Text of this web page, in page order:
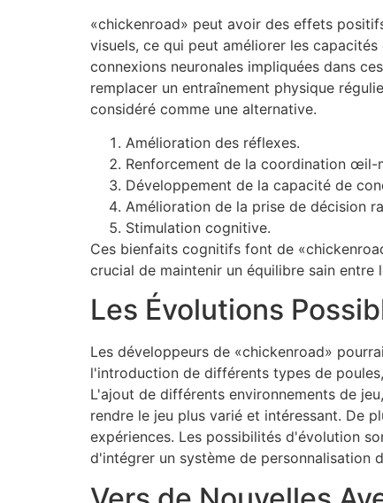
«chickenroad» peut avoir des effets
visuels, ce qui peut améliorer les
connexions neuronales impliquées dans
remplacer un entraînement physique
considéré comme une alternative.
Amélioration des réflexes.
Renforcement de la coordination œil-
Développement de la capacité de
Amélioration de la prise de décision
Stimulation cognitive.
Ces bienfaits cognitifs font de
crucial de maintenir un équilibre sain entre
Les Évolutions
Les développeurs de «chickenroad»
l'introduction de différents types de
L'ajout de différents environnements de
rendre le jeu plus varié et intéressant. De
expériences. Les possibilités d'évolution
d'intégrer un système de personnalisation